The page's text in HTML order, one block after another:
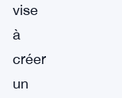
vise
à
créer
un